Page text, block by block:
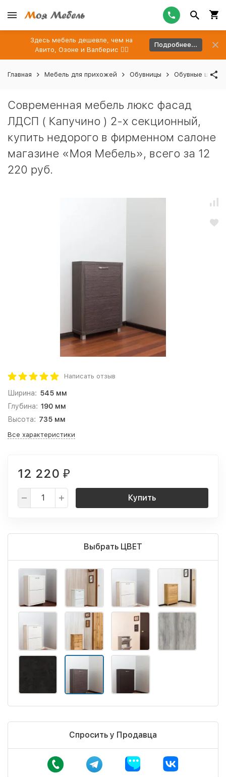
Здесь мебель дешевле, чем на
Авито, Озоне и Валберис 👉🏻
Подробнее...
Главная Мебель для прихожей Обувницы Обувные
Современная мебель люкс фасад
ЛДСП ( Капучино ) 2-х секционный,
купить недорого в фирменном салоне
магазине «Моя Мебель», всего за 12
220 руб.
Написать отзыв
Ширина: 545 мм
Глубина: 190 мм
Высота: 735 мм
Все характеристики
12 220 ₽
Купить
Выбрать ЦВЕТ
Спросить у Продавца